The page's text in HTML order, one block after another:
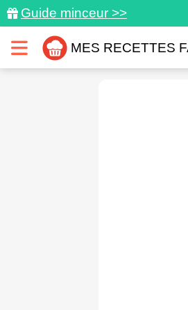
Guide minceur >>
MES RECETTES